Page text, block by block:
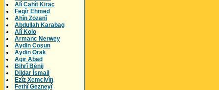
Alî Cahît Kiraç
Feqîr Ehmed
Ahîn Zozanî
Abdullah Karabag
Alî Kolo
Armanc Nerwey
Aydin Coşun
Aydin Orak
Agir Abad
Bihrî Bênij
Dildar Îsmail
Ezîz Xemcivîn
Fethî Gezneyî